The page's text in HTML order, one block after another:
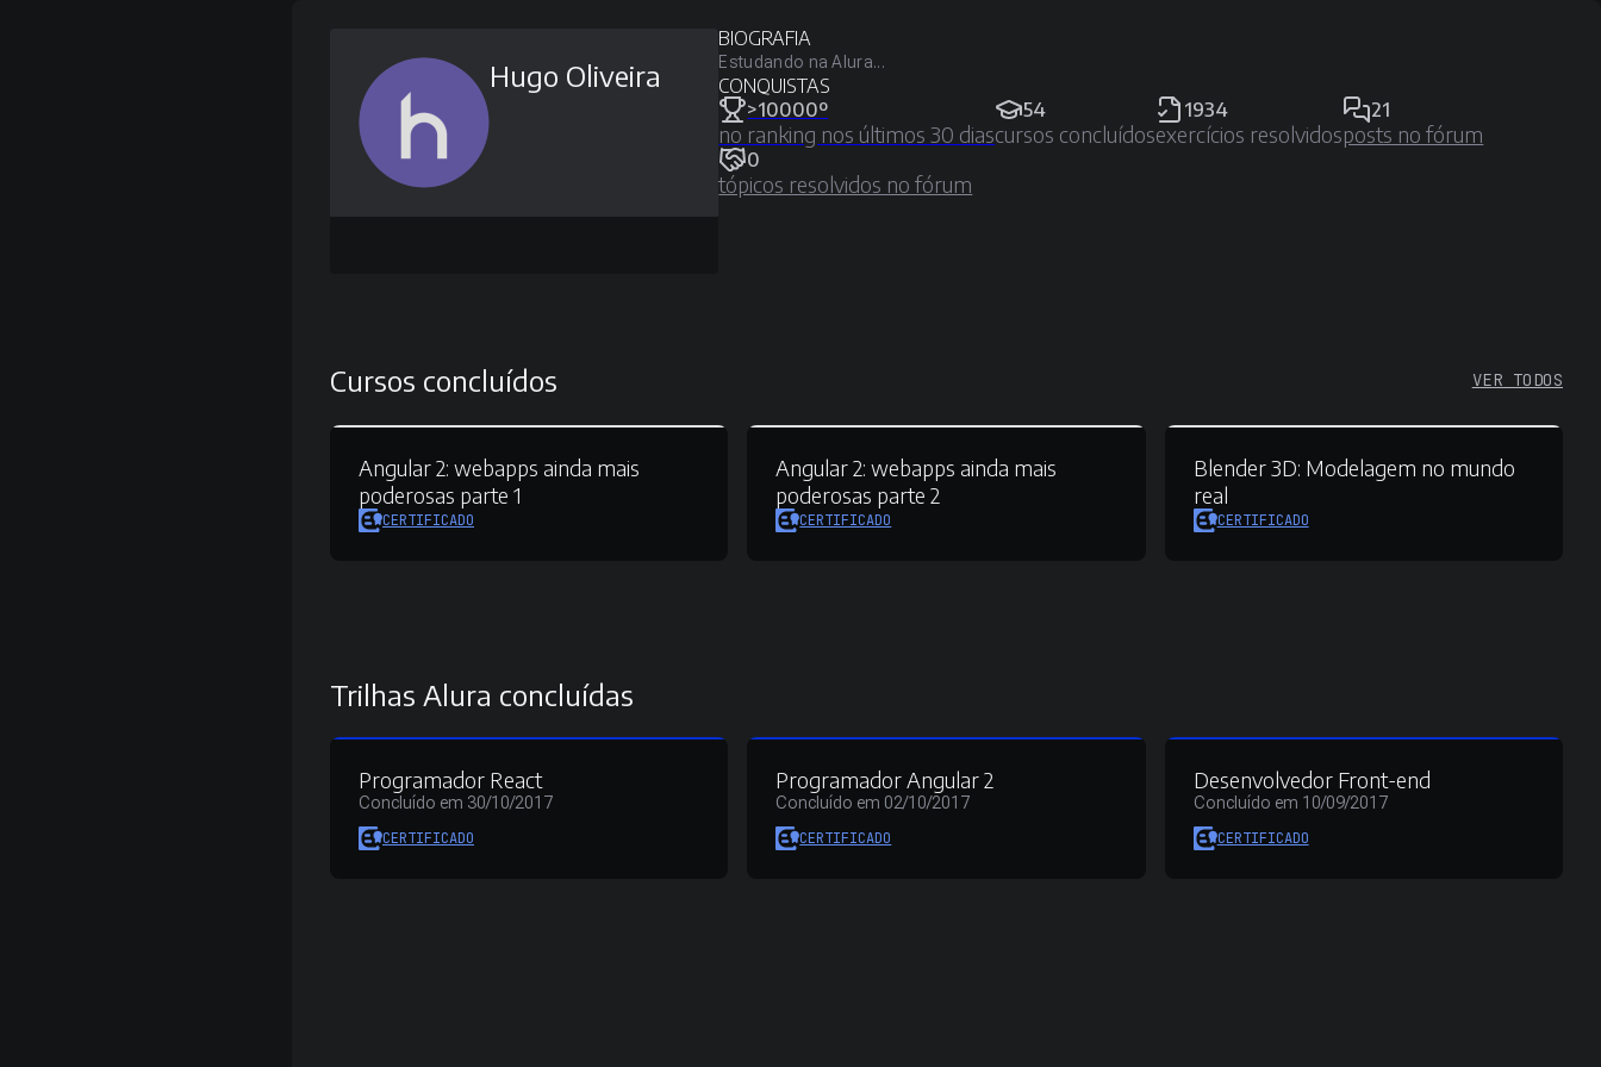
Hugo Oliveira
BIOGRAFIA
Estudando na Alura...
CONQUISTAS
>10000º
no ranking nos últimos 30 dias
54
cursos concluídos
1934
exercícios resolvidos
21
posts no fórum
0
tópicos resolvidos no fórum
Cursos concluídos VER TODOS
Angular 2: webapps ainda mais
poderosas parte 1
CERTIFICADO
Angular 2: webapps ainda mais
poderosas parte 2
CERTIFICADO
Blender 3D: Modelagem no mundo
real
CERTIFICADO
Trilhas Alura concluídas
Programador React
Concluído em 30/10/2017
CERTIFICADO
Programador Angular 2
Concluído em 02/10/2017
CERTIFICADO
Desenvolvedor Front-end
Concluído em 10/09/2017
CERTIFICADO